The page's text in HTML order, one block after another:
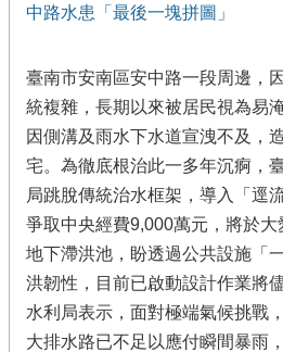
中路水患「最後一塊拼圖」
臺南市安南區安中路一段周邊，
統複雜，長期以來被居民視為易
因側溝及雨水下水道宣洩不及，
宅。為徹底根治此一多年沉痾，
局跳脫傳統治水框架，導入「逕
爭取中央經費9,000萬元，將於
地下滯洪池，盼透過公共設施「
洪韌性，目前已啟動設計作業將
水利局表示，面對極端氣候挑戰
大排水路已不足以應付瞬間暴雨